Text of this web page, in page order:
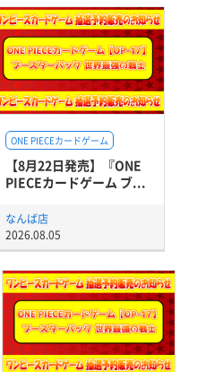
ONE PIECEカードゲーム
【8月22日発売】『ONE
PIECEカードゲーム ブ...
なんば店
2026.08.05